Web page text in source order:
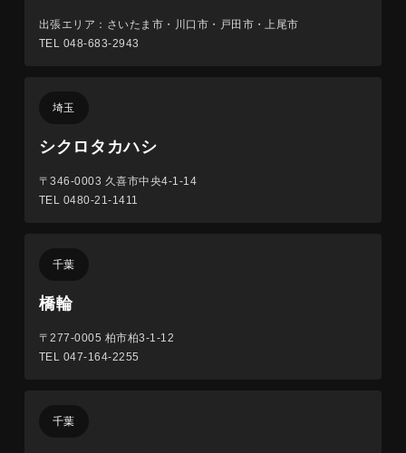
出張エリア：さいたま市・川口市・戸田市・上尾市
TEL 048-683-2943
埼玉
シクロタカハシ
〒346-0003 久喜市中央4-1-14
TEL 0480-21-1411
千葉
橋輪
〒277-0005 柏市柏3-1-12
TEL 047-164-2255
千葉